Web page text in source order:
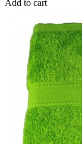
Add to cart